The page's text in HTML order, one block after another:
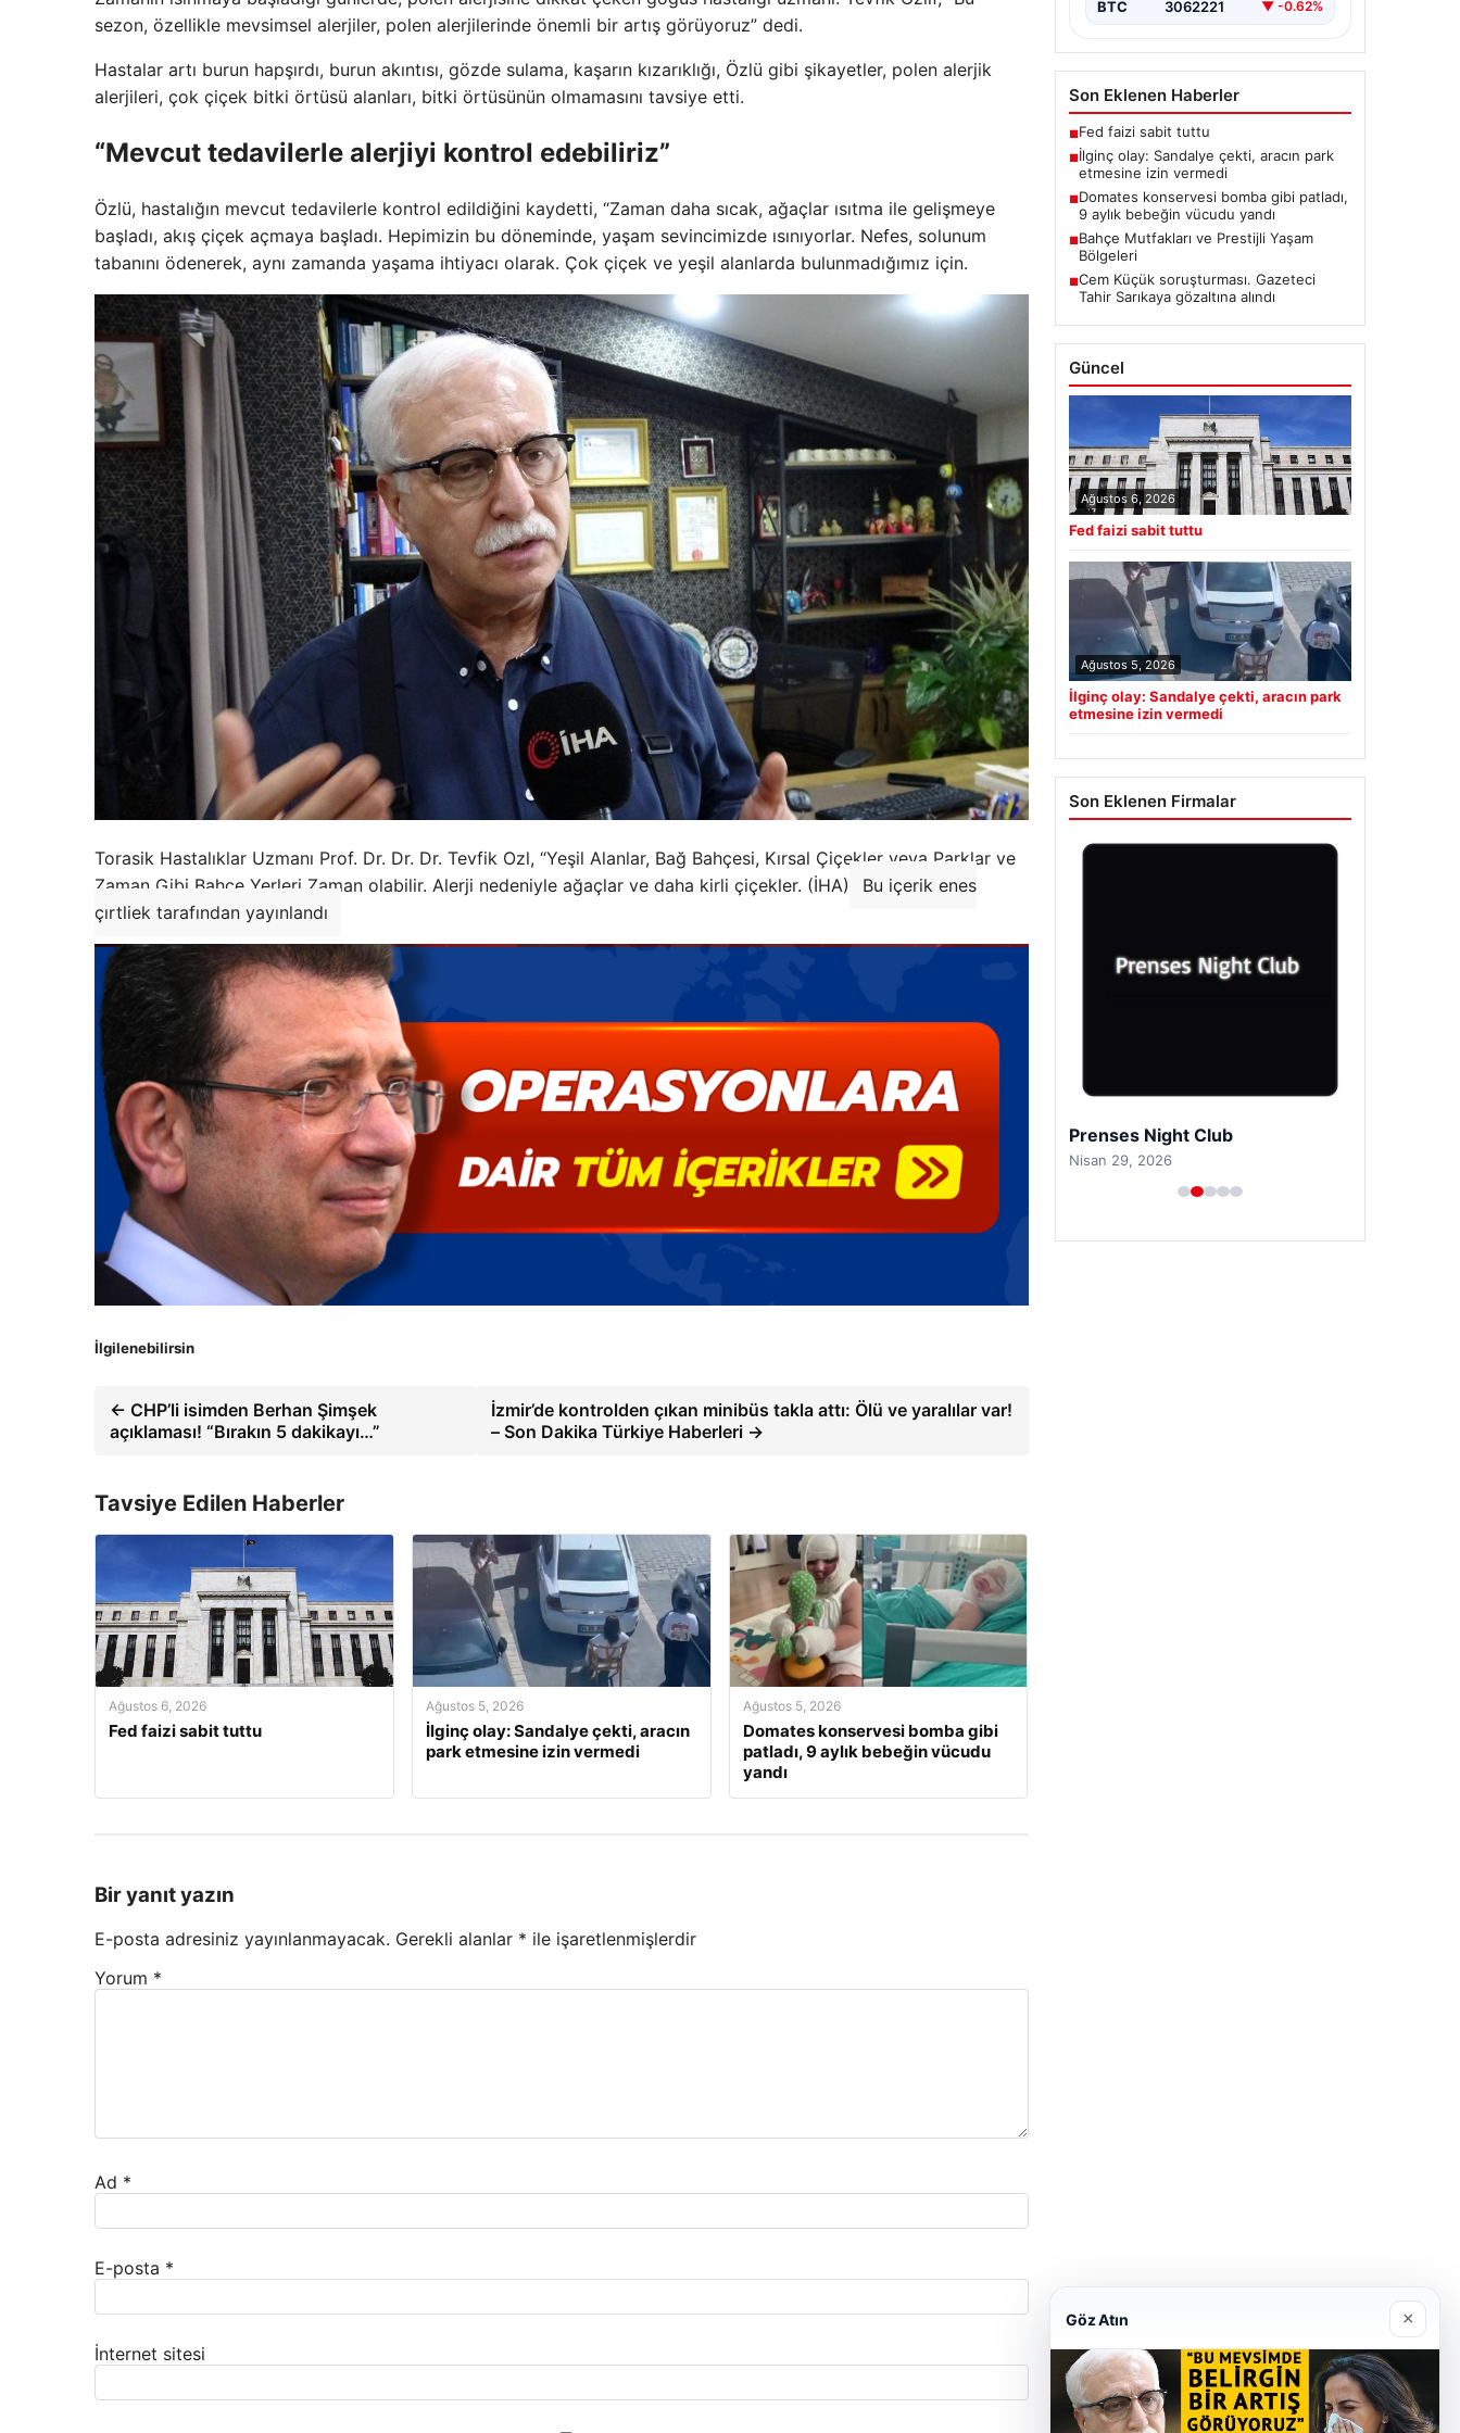
sezon, özellikle mevsimsel alerjiler, polen alerjilerinde önemli bir artış görüyoruz” dedi.
Hastalar artı burun hapşırdı, burun akıntısı, gözde sulama, kaşarın kızarıklığı, Özlü gibi şikayetler, polen alerjik
alerjileri, çok çiçek bitki örtüsü alanları, bitki örtüsünün olmamasını tavsiye etti.
“Mevcut tedavilerle alerjiyi kontrol edebiliriz”
Özlü, hastalığın mevcut tedavilerle kontrol edildiğini kaydetti, “Zaman daha sıcak, ağaçlar ısıtma ile gelişmeye
başladı, akış çiçek açmaya başladı. Hepimizin bu döneminde, yaşam sevincimizde ısınıyorlar. Nefes, solunum
tabanını ödenerek, aynı zamanda yaşama ihtiyacı olarak. Çok çiçek ve yeşil alanlarda bulunmadığımız için.
Torasik Hastalıklar Uzmanı Prof. Dr. Dr. Dr. Tevfik Ozl, “Yeşil Alanlar, Bağ Bahçesi, Kırsal Çiçekler veya Parklar ve
Zaman Gibi Bahçe Yerleri Zaman olabilir. Alerji nedeniyle ağaçlar ve daha kirli çiçekler. (İHA)
Bu içerik enes
çırtliek tarafından yayınlandı
İlgilenebilirsin
← CHP’li isimden Berhan Şimşek
açıklaması! “Bırakın 5 dakikayı…”
İzmir’de kontrolden çıkan minibüs takla attı: Ölü ve yaralılar var!
– Son Dakika Türkiye Haberleri →
Tavsiye Edilen Haberler
Ağustos 6, 2026
Fed faizi sabit tuttu
Ağustos 5, 2026
İlginç olay: Sandalye çekti, aracın
park etmesine izin vermedi
Ağustos 5, 2026
Domates konservesi bomba gibi
patladı, 9 aylık bebeğin vücudu
yandı
Bir yanıt yazın
E-posta adresiniz yayınlanmayacak. Gerekli alanlar * ile işaretlenmişlerdir
Yorum *
Ad *
E-posta *
İnternet sitesi
BTC 3062221 ▼ -0.62%
Son Eklenen Haberler
■Fed faizi sabit tuttu
■İlginç olay: Sandalye çekti, aracın park
etmesine izin vermedi
■Domates konservesi bomba gibi patladı,
9 aylık bebeğin vücudu yandı
■Bahçe Mutfakları ve Prestijli Yaşam
Bölgeleri
■Cem Küçük soruşturması. Gazeteci
Tahir Sarıkaya gözaltına alındı
Güncel
Ağustos 6, 2026
Fed faizi sabit tuttu
Ağustos 5, 2026
İlginç olay: Sandalye çekti, aracın park
etmesine izin vermedi
Son Eklenen Firmalar
Prenses Night Club
Nisan 29, 2026
Göz Atın ×